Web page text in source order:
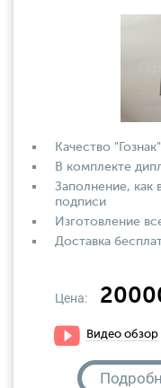
Качество "Гознак"
В комплекте
Заполнение, как
подписи
Изготовление
Доставка
Цена:
Видео обзор